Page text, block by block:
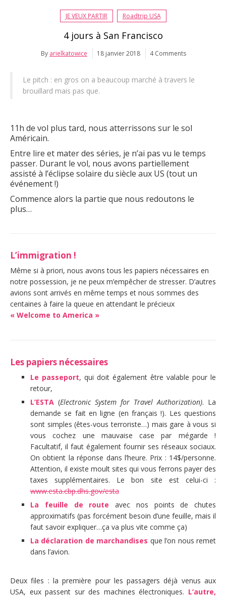
JE VEUX PARTIR Roadtrip USA
4 jours à San Francisco
By arielkatowice 18 janvier 2018 4 Comments
Le pitch : en gros on a beaucoup marché à travers le
brouillard mais pas que.
11h de vol plus tard, nous atterrissons sur le sol
Américain.
Entre lire et mater des séries, je n’ai pas vu le temps
passer. Durant le vol, nous avons partiellement
assisté à l’éclipse solaire du siècle aux US (tout un
événement !)
Commence alors la partie que nous redoutons le
plus…
L’immigration !
Même si à priori, nous avons tous les papiers nécessaires en
notre possession, je ne peux m’empêcher de stresser. D’autres
avions sont arrivés en même temps et nous sommes des
centaines à faire la queue en attendant le précieux
« Welcome to America »
Les papiers nécessaires
Le passeport, qui doit également être valable pour le
retour,
L’ESTA (Electronic System for Travel Authorization). La
demande se fait en ligne (en français !). Les questions
sont simples (êtes-vous terroriste…) mais gare à vous si
vous cochez une mauvaise case par mégarde !
Facultatif, il faut également fournir ses réseaux sociaux.
On obtient la réponse dans l’heure. Prix : 14$/personne.
Attention, il existe moult sites qui vous ferrons payer des
taxes supplémentaires. Le bon site est celui-ci :
www.esta.cbp.dhs.gov/esta
La feuille de route avec nos points de chutes
approximatifs (pas forcément besoin d’une feuille, mais il
faut savoir expliquer…ça va plus vite comme ça)
La déclaration de marchandises que l’on nous remet
dans l’avion.
Deux files : la première pour les passagers déjà venus aux
USA, eux passent sur des machines électroniques. L’autre,